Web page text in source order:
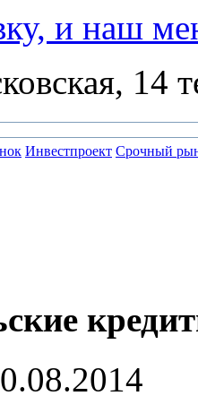
и наш
14
Инвестпроект Срочный